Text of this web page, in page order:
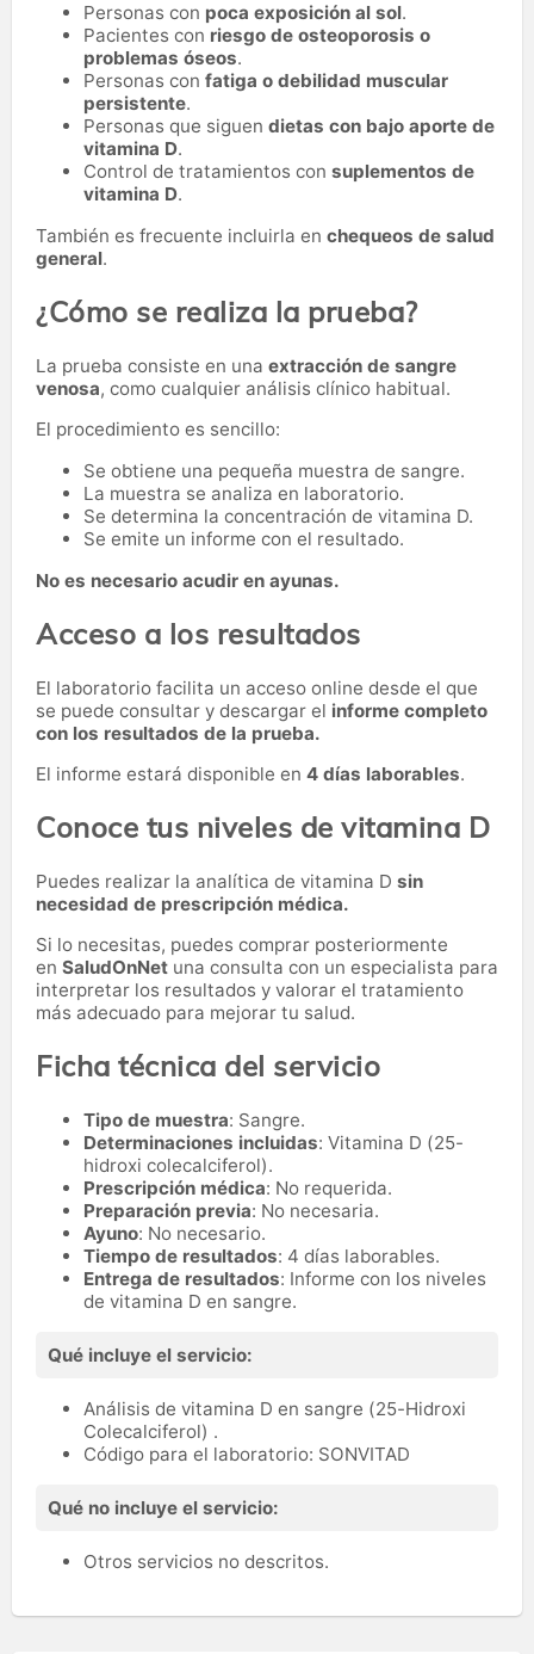
Personas con poca exposición al sol.
Pacientes con riesgo de osteoporosis o
problemas óseos.
Personas con fatiga o debilidad muscular
persistente.
Personas que siguen dietas con bajo aporte de
vitamina D.
Control de tratamientos con suplementos de
vitamina D.
También es frecuente incluirla en chequeos de salud
general.
¿Cómo se realiza la prueba?
La prueba consiste en una extracción de sangre
venosa, como cualquier análisis clínico habitual.
El procedimiento es sencillo:
Se obtiene una pequeña muestra de sangre.
La muestra se analiza en laboratorio.
Se determina la concentración de vitamina D.
Se emite un informe con el resultado.
No es necesario acudir en ayunas.
Acceso a los resultados
El laboratorio facilita un acceso online desde el que
se puede consultar y descargar el informe completo
con los resultados de la prueba.
El informe estará disponible en 4 días laborables.
Conoce tus niveles de vitamina D
Puedes realizar la analítica de vitamina D sin
necesidad de prescripción médica.
Si lo necesitas, puedes comprar posteriormente
en SaludOnNet una consulta con un especialista para
interpretar los resultados y valorar el tratamiento
más adecuado para mejorar tu salud.
Ficha técnica del servicio
Tipo de muestra: Sangre.
Determinaciones incluidas: Vitamina D (25-
hidroxi colecalciferol).
Prescripción médica: No requerida.
Preparación previa: No necesaria.
Ayuno: No necesario.
Tiempo de resultados: 4 días laborables.
Entrega de resultados: Informe con los niveles
de vitamina D en sangre.
Qué incluye el servicio:
Análisis de vitamina D en sangre (25-Hidroxi
Colecalciferol) .
Código para el laboratorio: SONVITAD
Qué no incluye el servicio:
Otros servicios no descritos.